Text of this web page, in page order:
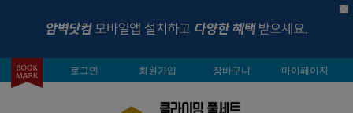
로그인 회원가입 장바구니 마이페이지